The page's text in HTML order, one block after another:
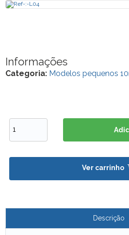
Informações
Categoria: Modelos pequenos
Ver carrinho
Descrição